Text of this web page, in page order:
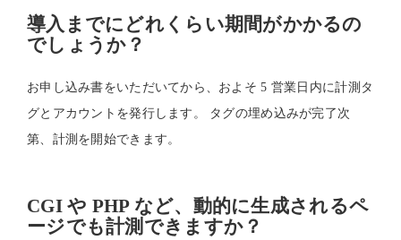
導入までにどれくらい期間がかかるの
でしょうか？
お申し込み書をいただいてから、およそ 5 営業日内に計測タ
グとアカウントを発行します。 タグの埋め込みが完了次
第、計測を開始できます。
CGI や PHP など、動的に生成されるペ
ージでも計測できますか？